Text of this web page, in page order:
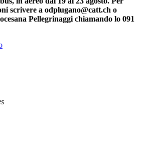
scrivere a odplugano@catt.ch o
Pellegrinaggi chiamando lo 091